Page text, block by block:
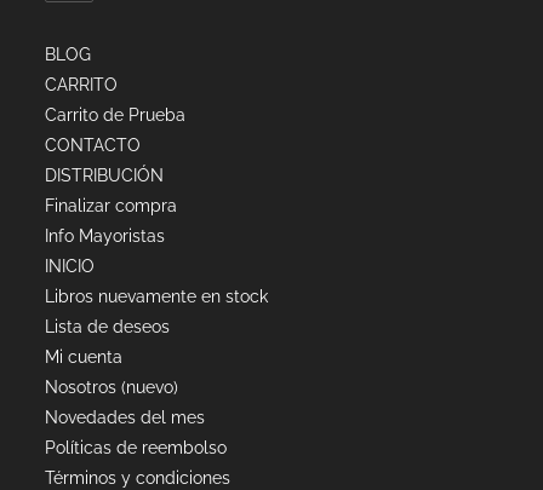
BLOG
CARRITO
Carrito de Prueba
CONTACTO
DISTRIBUCIÓN
Finalizar compra
Info Mayoristas
INICIO
Libros nuevamente en stock
Lista de deseos
Mi cuenta
Nosotros (nuevo)
Novedades del mes
Políticas de reembolso
Términos y condiciones